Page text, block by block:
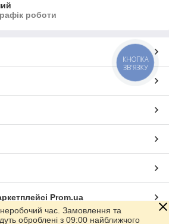
роботи
Prom.ua
неробочий час. Замовлення та
оброблені з 09:00 найближчого
КНОПКА
ЗВ'ЯЗКУ